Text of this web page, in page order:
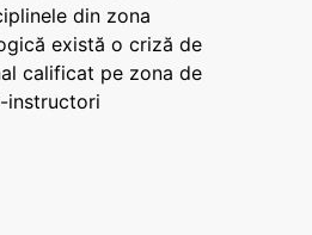
din zona
există o criză de
calificat pe zona de
instructori